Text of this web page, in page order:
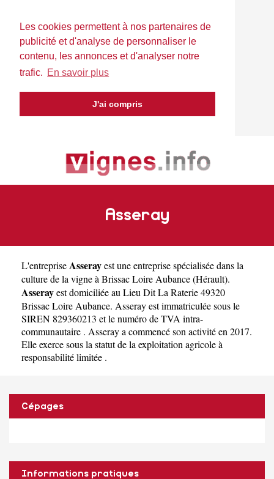
Les cookies permettent à nos partenaires de
publicité et d'analyse de personnaliser le
contenu, les annonces et d'analyser notre
trafic. En savoir plus
J'ai compris
Asseray
L'entrepriseAsserayest uneentreprise spécialisée dans la
culture de la vigne à Brissac Loire Aubance(Hérault).
Asserayest domiciliée au Lieu Dit La Raterie 49320
Brissac Loire Aubance. Asseray est immatriculée sous le
SIREN 829360213 et le numéro de TVA intra-
communautaire . Asseray a commencé son activité en 2017.
Elle exerce sous la statut de la exploitation agricole à
responsabilité limitée .
Cépages
Informations pratiques